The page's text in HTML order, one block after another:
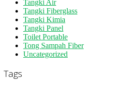
Tangki Air
Tangki Fiberglass
Tangki Kimia
Tangki Panel
Toilet Portable
Tong Sampah Fiber
Uncategorized
Tags